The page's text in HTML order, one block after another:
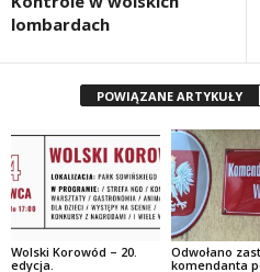
lombardach
POWIĄZANE ARTYKUŁY
Wolski Korowód – 20.
edycja.
Odwołano
komendanta